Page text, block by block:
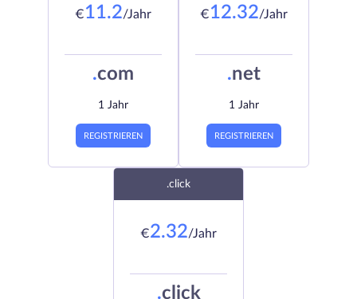
€11.2/Jahr
.com
1 Jahr
REGISTRIEREN
€12.32/Jahr
.net
1 Jahr
REGISTRIEREN
.click
€2.32/Jahr
.click